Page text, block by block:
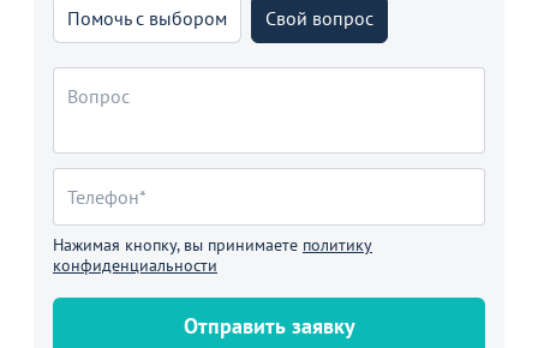
Помочь с выбором Свой вопрос
Нажимая кнопку, вы принимаете политику
конфиденциальности
Отправить заявку